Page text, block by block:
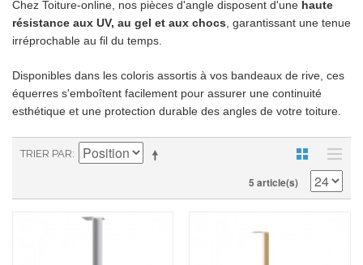
Chez Toiture-online, nos pièces d'angle disposent d'une haute
résistance aux UV, au gel et aux chocs , garantissant une tenue
irréprochable au fil du temps.
Disponibles dans les coloris assortis à vos bandeaux de rive, ces
équerres s'emboîtent facilement pour assurer une continuité
esthétique et une protection durable des angles de votre toiture.
TRIER PAR
5 article(s)